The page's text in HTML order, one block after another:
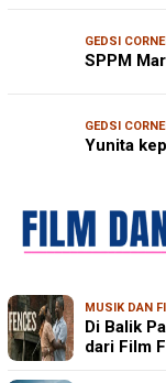
GEDSI
SPPM
GEDSI
Yunita
MUSIK DAN
Di Balik
dari Film